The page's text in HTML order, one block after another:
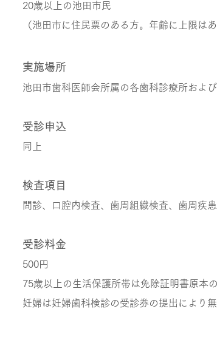
20歳以上の池田市民
（池田市に住民票のある方。年齢に上限は
実施場所
池田市歯科医師会所属の各歯科診療所および
受診申込
同上
検査項目
問診、口腔内検査、歯周組織検査、歯周疾
受診料金
500円
75歳以上の生活保護所帯は免除証明書原本
妊婦は妊婦歯科検診の受診券の提出により